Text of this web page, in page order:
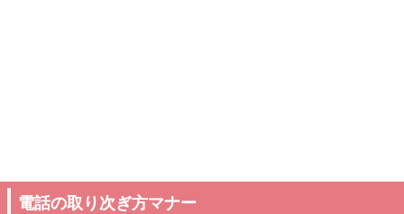
電話の取り次ぎ方マナー